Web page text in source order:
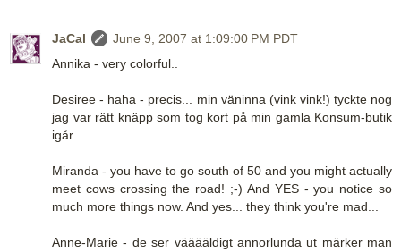
JaCal
June 9, 2007 at 1:09:00 PM PDT
Annika - very colorful..
Desiree - haha - precis... min väninna (vink vink!) tyckte nog
jag var rätt knäpp som tog kort på min gamla Konsum-butik
igår...
Miranda - you have to go south of 50 and you might actually
meet cows crossing the road! ;-) And YES - you notice so
much more things now. And yes... they think you're mad...
Anne-Marie - de ser vääääldigt annorlunda ut märker man